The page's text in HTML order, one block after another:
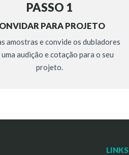
PASSO 1
PARA PROJETO
amostras e convide os dubladores
audição e cotação para o seu
projeto.
LINKS